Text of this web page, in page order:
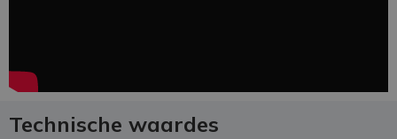
Technische waardes